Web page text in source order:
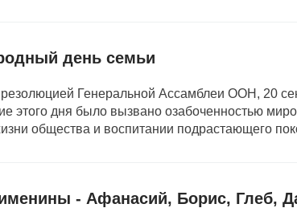
день семьи
резолюцией Генеральной Ассамблеи ООН, 20
этого дня было вызвано озабоченностью
общества и воспитании подрастающего
- Афанасий, Борис, Глеб,